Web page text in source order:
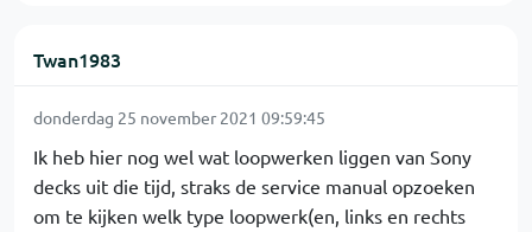
Twan1983
donderdag 25 november 2021 09:59:45
Ik heb hier nog wel wat loopwerken liggen van Sony
decks uit die tijd, straks de service manual opzoeken
om te kijken welk type loopwerk(en, links en rechts